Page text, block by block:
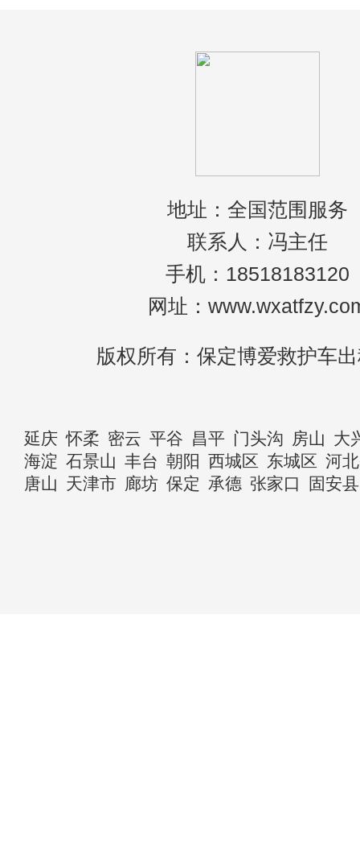
地址：全国范围服务
联系人：冯主任
手机：18518183120
网址：
版权所有：保定博爱救护车
延庆 怀柔 密云 平谷 昌平 门头沟 房山 大
海淀 石景山 丰台 朝阳 西城区 东城区 河
唐山 天津市 廊坊 保定 承德 张家口 固安县